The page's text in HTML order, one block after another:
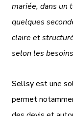
mariée, dans un
quelques
claire et
selon les
Sellsyest une
permet